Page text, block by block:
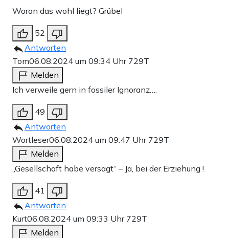
Woran das wohl liegt? Grübel
52
Antworten
Tom06.08.2024 um 09:34 Uhr 729T
Melden
Ich verweile gern in fossiler Ignoranz….
49
Antworten
Wortleser06.08.2024 um 09:47 Uhr 729T
Melden
„Gesellschaft habe versagt“ – Ja, bei der Erziehung !
41
Antworten
Kurt06.08.2024 um 09:33 Uhr 729T
Melden